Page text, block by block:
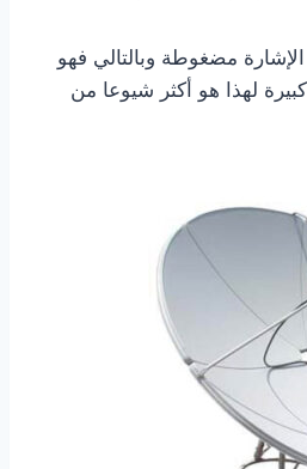
الإشارة مضغوطة وبالتالي فهو
لهذا هو أكثر شيوعا من